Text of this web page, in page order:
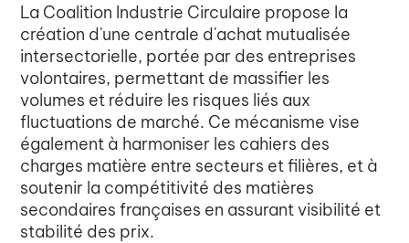
La Coalition Industrie Circulaire propose la
création d'une centrale d'achat mutualisée
intersectorielle, portée par des entreprises
volontaires, permettant de massifier les
volumes et réduire les risques liés aux
fluctuations de marché. Ce mécanisme vise
également à harmoniser les cahiers des
charges matière entre secteurs et filières, et à
soutenir la compétitivité des matières
secondaires françaises en assurant visibilité et
stabilité des prix.